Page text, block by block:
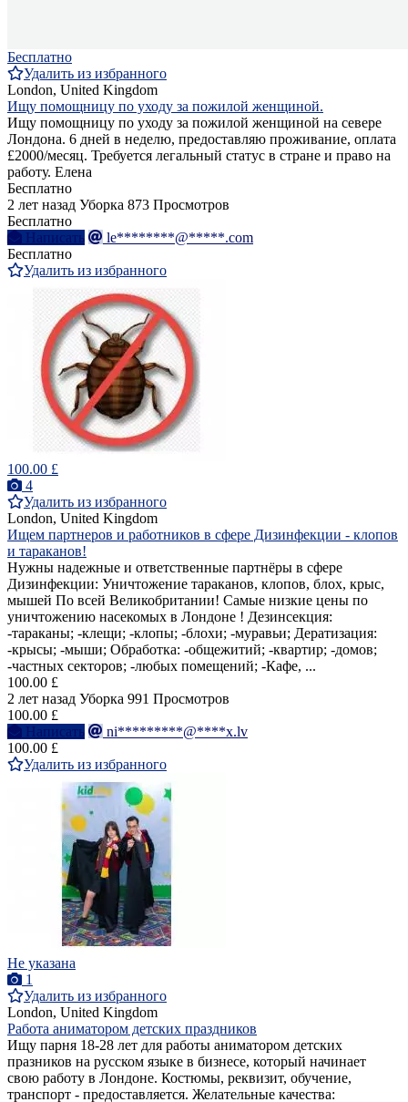
Бесплатно
Удалить из избранного
London, United Kingdom
Ищу помощницу по уходу за пожилой женщиной.
Ищу помощницу по уходу за пожилой женщиной на севере
Лондона. 6 дней в неделю, предоставляю проживание, оплата
£2000/месяц. Требуется легальный статус в стране и право на
работу. Елена
Бесплатно
2 лет назад Уборка 873 Просмотров
Бесплатно
Написать
le********@*****.com
Бесплатно
Удалить из избранного
100.00 £
4
Удалить из избранного
London, United Kingdom
Ищем партнеров и работников в сфере Дизинфекции - клопов
и тараканов!
Нужны надежные и ответственные партнёры в сфере
Дизинфекции: Уничтожение тараканов, клопов, блох, крыс,
мышей По всей Великобритании! Самые низкие цены по
уничтожению насекомых в Лондоне ! Дезинсекция:
-тараканы; -клещи; -клопы; -блохи; -муравьи; Дератизация:
-крысы; -мыши; Обработка: -общежитий; -квартир; -домов;
-частных секторов; -любых помещений; -Кафе, ...
100.00 £
2 лет назад Уборка 991 Просмотров
100.00 £
Написать
ni*********@****x.lv
100.00 £
Удалить из избранного
Не указана
1
Удалить из избранного
London, United Kingdom
Работа аниматором детских праздников
Ищу парня 18-28 лет для работы аниматором детских
празников на русском языке в бизнесе, который начинает
свою работу в Лондоне. Костюмы, реквизит, обучение,
транспорт - предоставляется. Желательные качества: